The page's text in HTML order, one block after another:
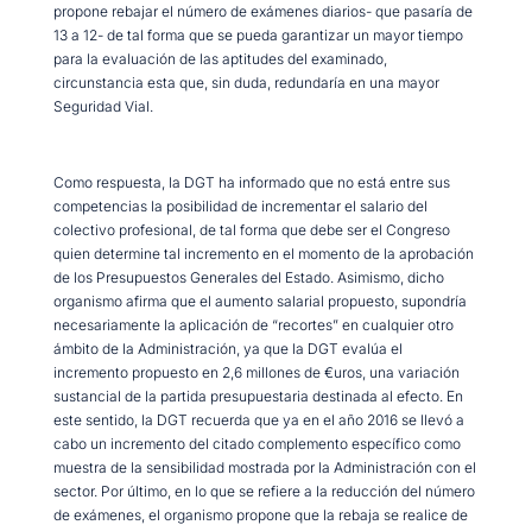
propone rebajar el número de exámenes diarios- que pasaría de
13 a 12- de tal forma que se pueda garantizar un mayor tiempo
para la evaluación de las aptitudes del examinado,
circunstancia esta que, sin duda, redundaría en una mayor
Seguridad Vial.
Como respuesta, la DGT ha informado que no está entre sus
competencias la posibilidad de incrementar el salario del
colectivo profesional, de tal forma que debe ser el Congreso
quien determine tal incremento en el momento de la aprobación
de los Presupuestos Generales del Estado. Asimismo, dicho
organismo afirma que el aumento salarial propuesto, supondría
necesariamente la aplicación de “recortes” en cualquier otro
ámbito de la Administración, ya que la DGT evalúa el
incremento propuesto en 2,6 millones de €uros, una variación
sustancial de la partida presupuestaria destinada al efecto. En
este sentido, la DGT recuerda que ya en el año 2016 se llevó a
cabo un incremento del citado complemento específico como
muestra de la sensibilidad mostrada por la Administración con el
sector. Por último, en lo que se refiere a la reducción del número
de exámenes, el organismo propone que la rebaja se realice de